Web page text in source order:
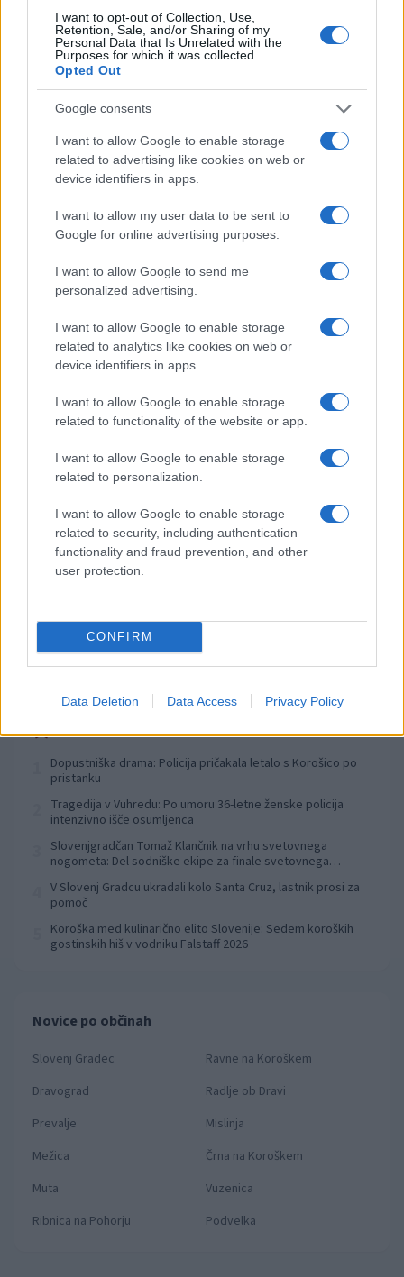
I want to opt-out of Collection, Use,
Retention, Sale, and/or Sharing of my
Personal Data that Is Unrelated with the
Purposes for which it was collected.
Opted Out
Google consents
I want to allow Google to enable storage
related to advertising like cookies on web or
device identifiers in apps.
I want to allow my user data to be sent to
Google for online advertising purposes.
I want to allow Google to send me
personalized advertising.
I want to allow Google to enable storage
related to analytics like cookies on web or
device identifiers in apps.
I want to allow Google to enable storage
related to functionality of the website or app.
I want to allow Google to enable storage
related to personalization.
I want to allow Google to enable storage
related to security, including authentication
functionality and fraud prevention, and other
user protection.
CONFIRM
Data Deletion Data Access Privacy Policy
Jutri spremenjen prometni
režim zaradi izvedbe prireditve
Kmečki dan v Črni
Do novembra zaradi sanacije
delna zapora občinske ceste v
Planinska zveza Slovenije:
Začasna zapora planinske poti
kmetiji Bukovnik
Obratovanje bazenov
vremenskim razmeram
Obvestila
Izklop elektrike: 426. Nadzorništvo Vuzenica - Območje Sv.
Anton na Pohorju
pred 17 urami
Izklop elektrike: 425. Nadzorništvo Vuzenica - Območje
Vuhred
pred 17 urami
Izklop elektrike: 424. Nadzorništvo Vuzenica - Območje Orlice
pred 17 urami
Izklop elektrike: 429. Nadzorništvo Ravne - Območje Prevalje
Prisoje
⚡Izklop elektrike: 427. Nadzorništvo Slovenj Gradec - Območje
Golavabuka in Tomaška vas
pred 17 urami
Preberite tudi
Dopustniška drama: Policija pričakala letalo s Korošico po
pristanku
Tragedija v Vuhredu: Po umoru 36-letne ženske policija
intenzivno išče osumljenca
Slovenjgradčan Tomaž Klančnik na vrhu svetovnega
nogometa: Del sodniške ekipe za finale svetovnega
V Slovenj Gradcu ukradali kolo Santa Cruz, lastnik prosi za
pomoč
Koroška med kulinarično elito Slovenije: Sedem koroških
gostinskih hiš v vodniku Falstaff 2026
Novice po občinah
Slovenj Gradec
Ravne na Koroškem
Dravograd
Radlje ob Dravi
Prevalje
Mislinja
Mežica
Črna na Koroškem
Muta
Vuzenica
Ribnica na Pohorju
Podvelka